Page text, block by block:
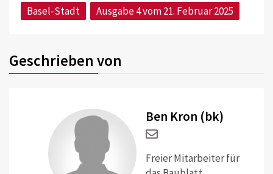
Basel-Stadt Ausgabe 4 vom 21. Februar 2025
Geschrieben von
Ben Kron (bk)
Freier Mitarbeiter für